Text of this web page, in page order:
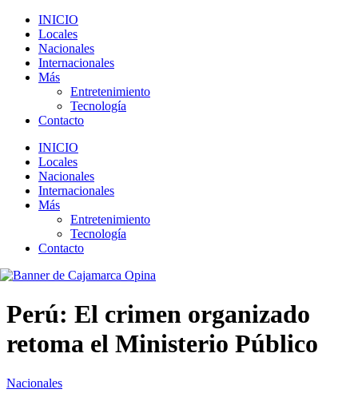
INICIO
Locales
Nacionales
Internacionales
Más
Entretenimiento
Tecnología
Contacto
INICIO
Locales
Nacionales
Internacionales
Más
Entretenimiento
Tecnología
Contacto
Perú: El crimen organizado
retoma el Ministerio Público
Nacionales